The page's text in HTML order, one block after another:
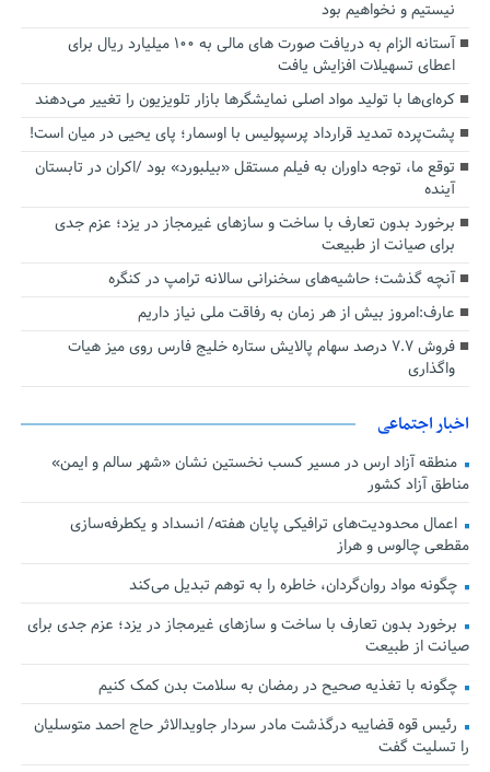
نیستیم و نخواهیم بود
آستانه الزام به دریافت صورت های مالی به ۱۰۰ میلیارد ریال برای
اعطای تسهیلات افزایش یافت
کره‌ای‌ها با تولید مواد اصلی نمایشگرها بازار تلویزیون را تغییر می‌دهند
پشت‌پرده تمدید قرارداد پرسپولیس با اوسمار؛ پای یحیی در میان است!
توقع ما، توجه داوران به فیلم مستقل «بیلبورد» بود /اکران در تابستان
آینده
برخورد بدون تعارف با ساخت‌ و سازهای غیرمجاز در یزد؛ عزم جدی
برای صیانت از طبیعت
آنچه گذشت؛ حاشیه‌های سخنرانی سالانه ترامپ در کنگره
عارف:امروز بیش از هر زمان به رفاقت ملی نیاز داریم
فروش ۷.۷ درصد سهام پالایش ستاره خلیج فارس روی میز هیات
واگذاری
اخبار اجتماعی
منطقه آزاد ارس در مسیر کسب نخستین نشان «شهر سالم و ایمن»
مناطق آزاد کشور
اعمال محدودیت‌های ترافیکی پایان هفته/ انسداد و یکطرفه‌سازی
مقطعی چالوس و هراز
چگونه مواد روان‌گردان، خاطره را به توهم تبدیل می‌کند
برخورد بدون تعارف با ساخت‌ و سازهای غیرمجاز در یزد؛ عزم جدی برای
صیانت از طبیعت
چگونه با تغذیه صحیح در رمضان به سلامت بدن کمک کنیم
رئیس قوه قضاییه درگذشت مادر سردار جاویدالاثر حاج احمد متوسلیان
را تسلیت گفت